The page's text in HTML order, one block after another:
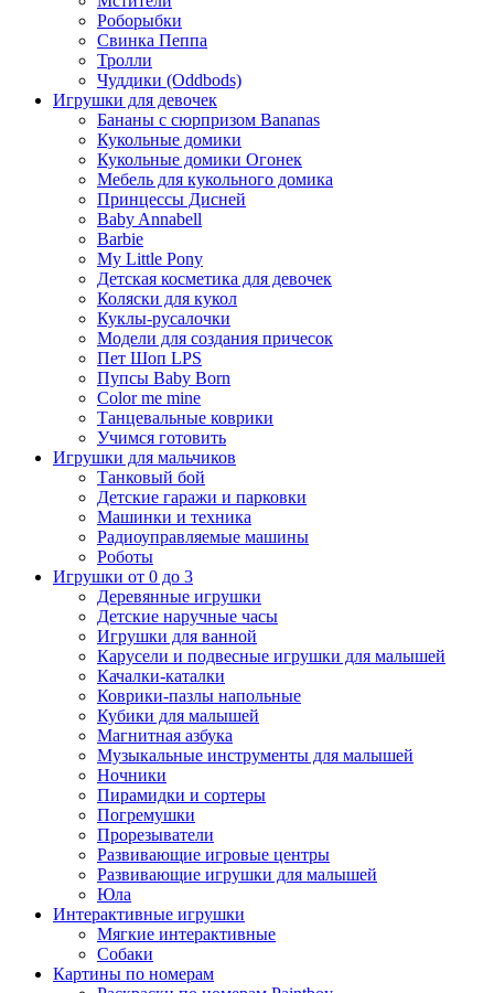
Роборыбки
Свинка Пеппа
Тролли
Чуддики (Oddbods)
Игрушки для девочек
Бананы с сюрпризом Bananas
Кукольные домики
Кукольные домики Огонек
Мебель для кукольного домика
Принцессы Дисней
Baby Annabell
Barbie
My Little Pony
Детская косметика для девочек
Коляски для кукол
Куклы-русалочки
Модели для создания причесок
Пет Шоп LPS
Пупсы Baby Born
Сolor me mine
Танцевальные коврики
Учимся готовить
Игрушки для мальчиков
Танковый бой
Детские гаражи и парковки
Машинки и техника
Радиоуправляемые машины
Роботы
Игрушки от 0 до 3
Деревянные игрушки
Детские наручные часы
Игрушки для ванной
Карусели и подвесные игрушки для малышей
Качалки-каталки
Коврики-пазлы напольные
Кубики для малышей
Магнитная азбука
Музыкальные инструменты для малышей
Ночники
Пирамидки и сортеры
Погремушки
Прорезыватели
Развивающие игровые центры
Развивающие игрушки для малышей
Юла
Интерактивные игрушки
Мягкие интерактивные
Собаки
Картины по номерам